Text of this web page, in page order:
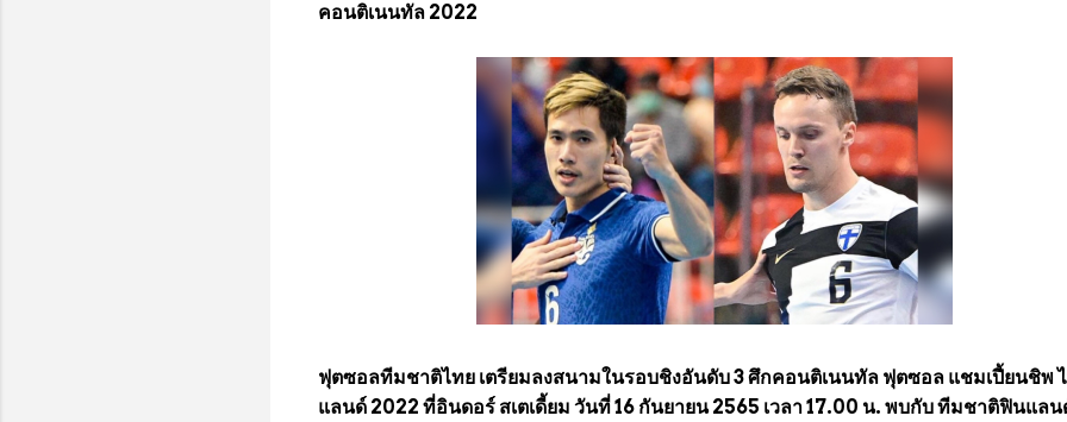
คอนติเนนทัล 2022
ฟุตซอลทีมชาติไทย เตรียมลงสนามในรอบชิงอันดับ 3 ศึกคอนติเนนทัล ฟุตซอล แชมเปี้ยนชิพ
แลนด์ 2022 ที่อินดอร์ สเตเดี้ยม วันที่ 16 กันยายน 2565 เวลา 17.00 น. พบกับ ทีมชาติฟินแลน